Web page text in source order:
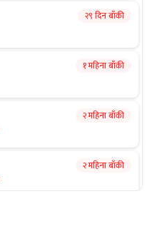
२९ दिन बाँकी
१ महिना बाँकी
२ महिना बाँकी
२ महिना बाँकी